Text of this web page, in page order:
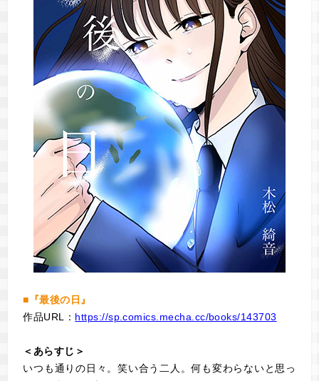
■『最後の日』
作品URL： https://sp.comics.mecha.cc/books/143703
＜あらすじ＞
いつも通りの日々。笑い合う二人。何も変わらないと思っ